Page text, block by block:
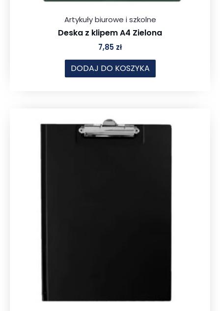
Artykuły biurowe i szkolne
Deska z klipem A4 Zielona
7,85 zł
DODAJ DO KOSZYKA